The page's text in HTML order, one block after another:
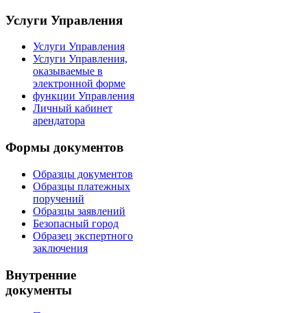
Услуги Управления
Услуги Управления
Услуги Управления,
оказываемые в
электронной форме
функции Управления
Личный кабинет
арендатора
Формы документов
Образцы документов
Образцы платежных
поручений
Образцы заявлений
Безопасный город
Образец экспертного
заключения
Внутренние
документы